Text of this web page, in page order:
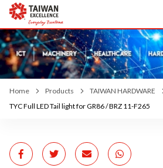
Home Products
TAIWAN HARDWARE
TYC Full LED Tail light for GR86 / BRZ 11-F265